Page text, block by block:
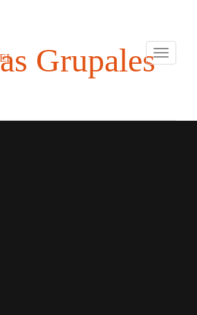
Toggle
Grupales